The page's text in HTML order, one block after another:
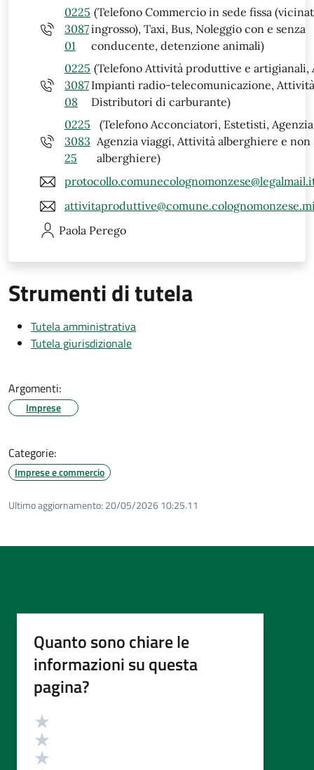
0225
3087
01
(Telefono Commercio in sede fissa
ingrosso), Taxi, Bus, Noleggio con e senza
conducente, detenzione animali)
0225
3087
08
(Telefono Attività produttive e artigianali,
Impianti radio-telecomunicazione,
Distributori di carburante)
0225
3083
25
(Telefono Acconciatori, Estetisti,
Agenzia viaggi, Attività alberghiere e non
alberghiere)
Paola Perego
Strumenti di tutela
Tutela amministrativa
Tutela giurisdizionale
Argomenti:
Imprese
Categorie:
Imprese e commercio
Ultimo aggiornamento: 20/05/2026 10:25.11
Quanto sono chiare le
informazioni su questa
pagina?
Valutazione